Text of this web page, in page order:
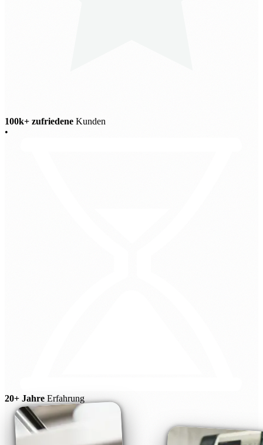
100k+ zufriedene Kunden
•
20+ Jahre Erfahrung